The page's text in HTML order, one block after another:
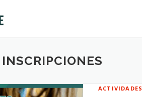
INSCRIPCIONES
ACTIVIDADES